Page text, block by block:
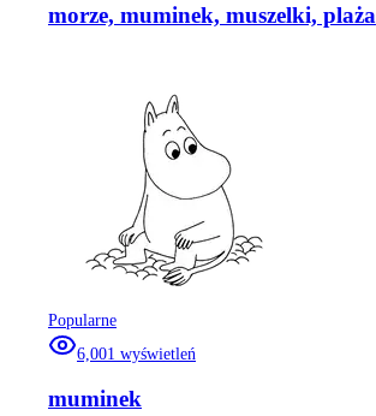
morze, muminek, muszelki, plaża
Popularne
6,001 wyświetleń
muminek